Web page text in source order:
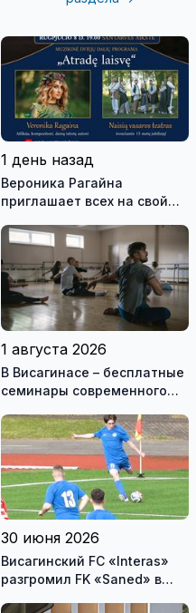
1 день назад
Вероника Рагайна
приглашает всех на свой
состоится в субботу на
главной сцене городского
праздника
1 августа 2026
В Висагинасе – бесплатные
семинары современного
Овчинниковым
30 июня 2026
Висагинский FC «Interas»
разгромил FK «Saned» в